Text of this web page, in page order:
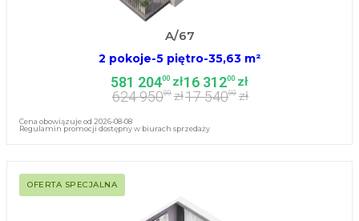
A/67
2 pokoje-5 piętro-35,63 m²
581 20400 zł
624 95000 zł
16 31200 zł
17 54000 zł
Cena obowiązuje od 2026-08-08
Regulamin promocji dostępny w biurach sprzedaży
OFERTA SPECJALNA